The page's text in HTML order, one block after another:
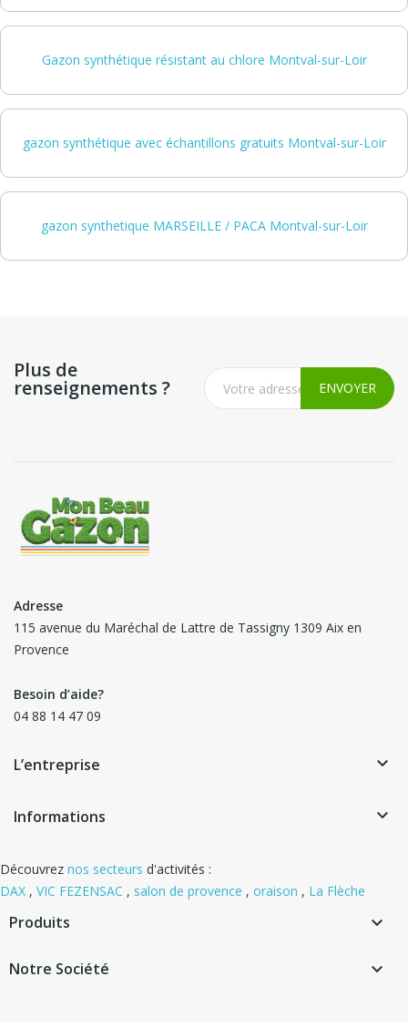
Gazon synthétique résistant au chlore Montval-sur-Loir
gazon synthétique avec échantillons gratuits Montval-sur-Loir
gazon synthetique MARSEILLE / PACA Montval-sur-Loir
Plus de
renseignements ?
Adresse
115 avenue du Maréchal de Lattre de Tassigny 1309 Aix en
Provence
Besoin d’aide?
04 88 14 47 09
L’entreprise keyboard_arrow_down
Informations keyboard_arrow_down
Découvrez nos secteurs d'activités :
DAX , VIC FEZENSAC , salon de provence , oraison , La Flèche
Produits 
Notre Société 